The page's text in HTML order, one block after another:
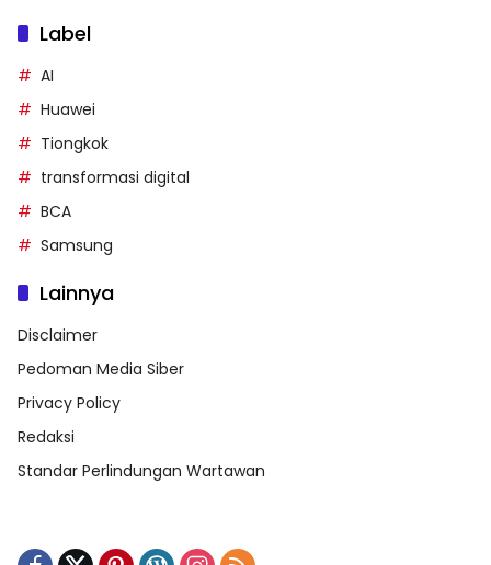
Label
AI
Huawei
Tiongkok
transformasi digital
BCA
Samsung
Lainnya
Disclaimer
Pedoman Media Siber
Privacy Policy
Redaksi
Standar Perlindungan Wartawan